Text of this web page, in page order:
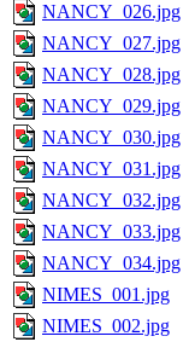
NANCY_026.jpg
NANCY_027.jpg
NANCY_028.jpg
NANCY_029.jpg
NANCY_030.jpg
NANCY_031.jpg
NANCY_032.jpg
NANCY_033.jpg
NANCY_034.jpg
NIMES_001.jpg
NIMES_002.jpg